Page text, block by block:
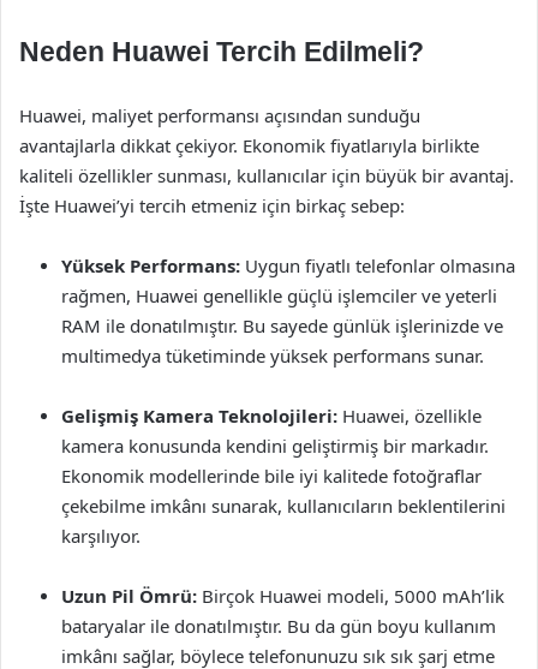
Neden Huawei Tercih Edilmeli?
Huawei, maliyet performansı açısından sunduğu
avantajlarla dikkat çekiyor. Ekonomik fiyatlarıyla birlikte
kaliteli özellikler sunması, kullanıcılar için büyük bir avantaj.
İşte Huawei’yi tercih etmeniz için birkaç sebep:
Yüksek Performans: Uygun fiyatlı telefonlar olmasına
rağmen, Huawei genellikle güçlü işlemciler ve yeterli
RAM ile donatılmıştır. Bu sayede günlük işlerinizde ve
multimedya tüketiminde yüksek performans sunar.
Gelişmiş Kamera Teknolojileri: Huawei, özellikle
kamera konusunda kendini geliştirmiş bir markadır.
Ekonomik modellerinde bile iyi kalitede fotoğraflar
çekebilme imkânı sunarak, kullanıcıların beklentilerini
karşılıyor.
Uzun Pil Ömrü: Birçok Huawei modeli, 5000 mAh’lik
bataryalar ile donatılmıştır. Bu da gün boyu kullanım
imkânı sağlar, böylece telefonunuzu sık sık şarj etme